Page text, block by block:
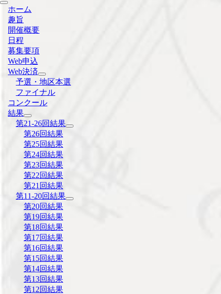
ホーム
趣旨
開催概要
日程
募集要項
Web申込
Web決済
予選・地区本選
ファイナル
コンクール
結果
第21-26回結果
第26回結果
第25回結果
第24回結果
第23回結果
第22回結果
第21回結果
第11-20回結果
第20回結果
第19回結果
第18回結果
第17回結果
第16回結果
第15回結果
第14回結果
第13回結果
第12回結果